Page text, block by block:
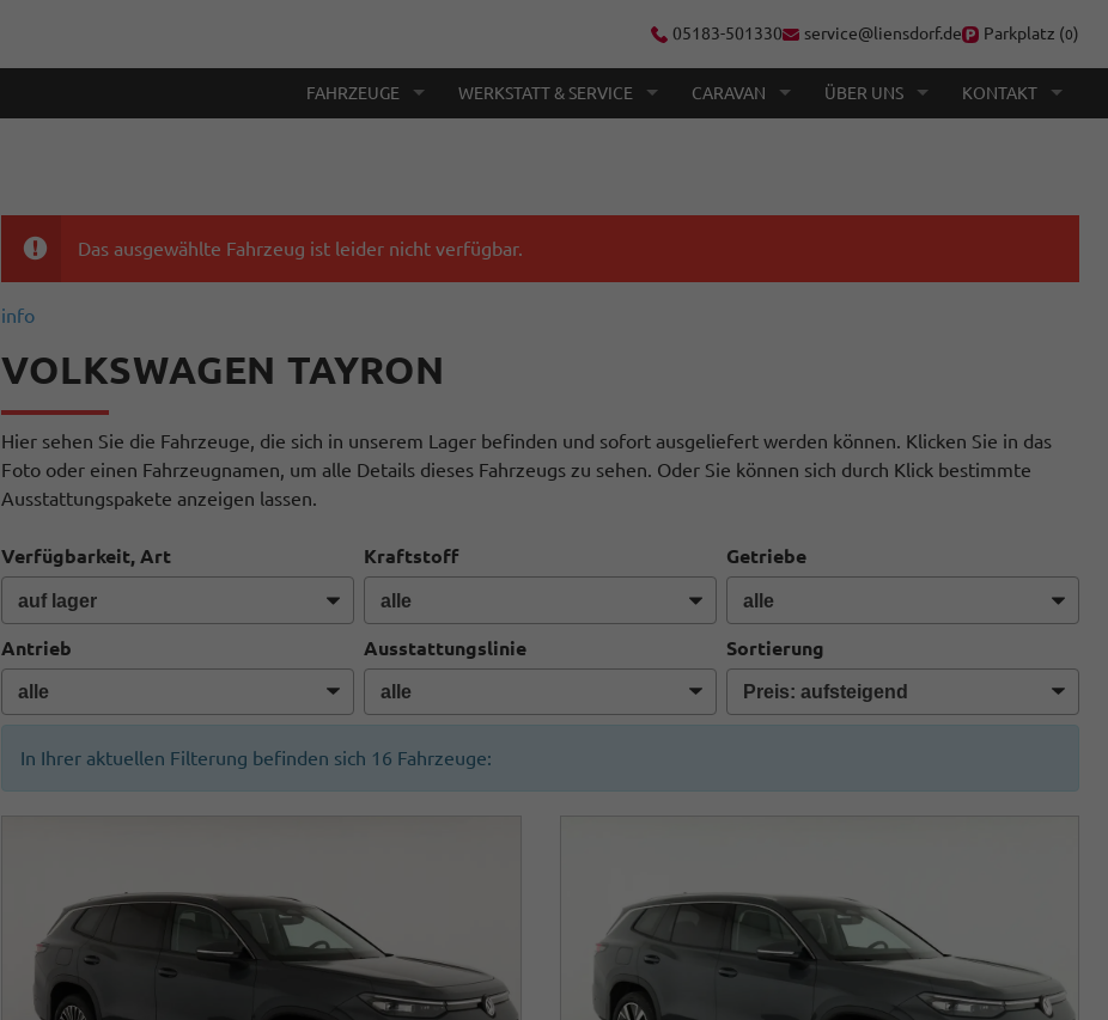
05183-501330 service@liensdorf.de Parkplatz (0)
FAHRZEUGE WERKSTATT & SERVICE CARAVAN ÜBER UNS KONTAKT
Das ausgewählte Fahrzeug ist leider nicht verfügbar.
info
VOLKSWAGEN TAYRON
Hier sehen Sie die Fahrzeuge, die sich in unserem Lager befinden und sofort ausgeliefert werden können. Klicken Sie in das
Foto oder einen Fahrzeugnamen, um alle Details dieses Fahrzeugs zu sehen. Oder Sie können sich durch Klick bestimmte
Ausstattungspakete anzeigen lassen.
Verfügbarkeit, Art Kraftstoff Getriebe
Antrieb Ausstattungslinie Sortierung
In Ihrer aktuellen Filterung befinden sich 16 Fahrzeuge: